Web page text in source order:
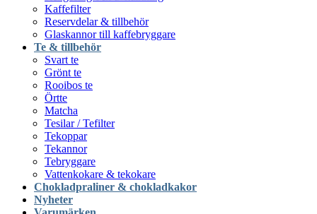
Kaffefilter
Reservdelar & tillbehör
Glaskannor till kaffebryggare
Te & tillbehör
Svart te
Grönt te
Rooibos te
Örtte
Matcha
Tesilar / Tefilter
Tekoppar
Tekannor
Tebryggare
Vattenkokare & tekokare
Chokladpraliner & chokladkakor
Nyheter